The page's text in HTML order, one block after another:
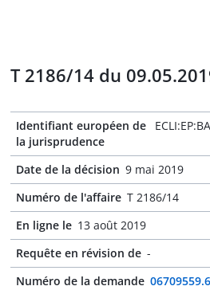
T 2186/14 du
Identifiant européen de
la jurisprudence
Date de la décision 9 mai 2019
Numéro de l'affaire T 2186/14
En ligne le 13 août 2019
Requête en révision de -
Numéro de la demande 06709559.6